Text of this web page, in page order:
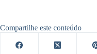
Compartilhe este conteúdo